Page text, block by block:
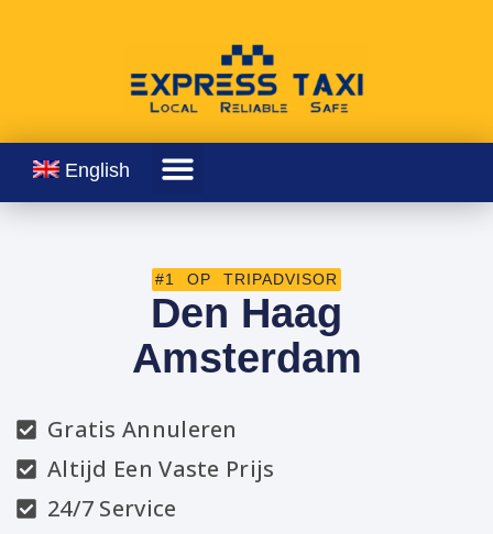
English
#1 OP TRIPADVISOR
Den Haag
Amsterdam
Gratis Annuleren
Altijd Een Vaste Prijs
24/7 Service